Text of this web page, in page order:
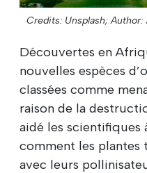
Credits: Unsplash; Author:
Découvertes en
nouvelles espèces
classées comme
raison de la
aidé les scientifiques
comment les plantes
avec leurs